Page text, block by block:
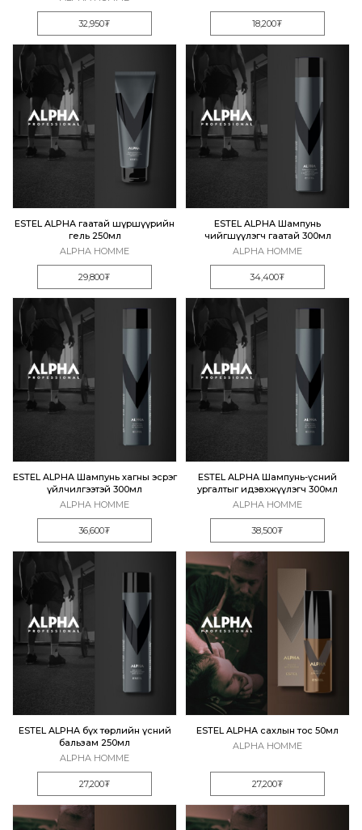
32,950₮ 18,200₮
ALPHA HOMME
ESTEL ALPHA гаатай шүршүүрийн
гель 250мл
29,800₮
ALPHA HOMME
ESTEL ALPHA Шампунь
чийгшүүлэгч гаатай 300мл
34,400₮
ALPHA HOMME
ESTEL ALPHA Шампунь хагны эсрэг
үйлчилгээтэй 300мл
36,600₮
ALPHA HOMME
ESTEL ALPHA Шампунь-үсний
ургалтыг идэвхжүүлэгч 300мл
38,500₮
ALPHA HOMME
ESTEL ALPHA бүх төрлийн үсний
бальзам 250мл
27,200₮
ALPHA HOMME
ESTEL ALPHA сахлын тос 50мл
27,200₮